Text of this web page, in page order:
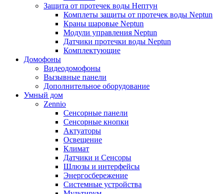
Защита от протечек воды Нептун
Комплеты защиты от протечек воды Neptun
Краны шаровые Neptun
Модули управления Neptun
Датчики протечки воды Neptun
Комплектующие
Домофоны
Видеодомофоны
Вызывные панели
Дополнительное оборудование
Умный дом
Zennio
Сенсорные панели
Сенсорные кнопки
Актуаторы
Освещение
Климат
Датчики и Сенсоры
Шлюзы и интерфейсы
Энергосбережение
Системные устройства